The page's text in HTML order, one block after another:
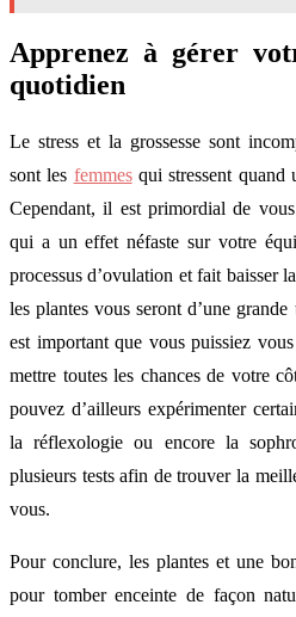
Apprenez à gérer
quotidien
Le stress et la grossesse sont
sont les femmesqui stressent quand
Cependant, il est primordial de
qui a un effet néfaste sur votre
processus d’ovulation et fait baisser
les plantes vous seront d’une
est important que vous puissiez
mettre toutes les chances de votre
pouvez d’ailleurs expérimenter
la réflexologie ou encore la
plusieurs tests afin de trouver la
vous.
Pour conclure, les plantes et une
pour tomber enceinte de façon